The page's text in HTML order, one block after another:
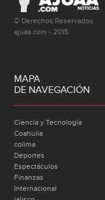
© Derechos Reservados
ajuaa.com - 2015
MAPA
DE NAVEGACIÓN
Ciencia y Tecnología
Coahuila
colima
Deportes
Espectáculos
Finanzas
Internacional